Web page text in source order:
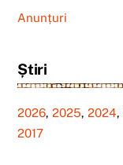
Anunțuri
Știri
2026,2025,2024,
2017